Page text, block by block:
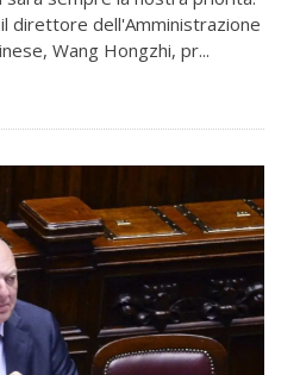
direttore dell'Amministrazione
Wang Hongzhi, pr...